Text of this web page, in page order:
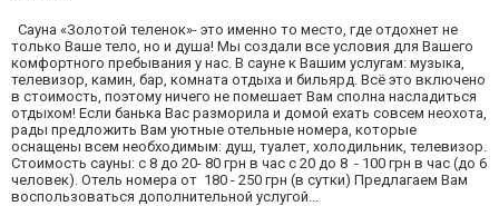
Сауна «Золотой теленок»- это именно то место, где отдохнет не
только Ваше тело, но и душа! Мы создали все условия для Вашего
комфортного пребывания у нас. В сауне к Вашим услугам: музыка,
телевизор, камин, бар, комната отдыха и бильярд. Всё это включено
в стоимость, поэтому ничего не помешает Вам сполна насладиться
отдыхом! Если банька Вас разморила и домой ехать совсем неохота,
рады предложить Вам уютные отельные номера, которые
оснащены всем необходимым: душ, туалет, холодильник, телевизор.
Стоимость сауны: с 8 до 20- 80 грн в час с 20 до 8 - 100 грн в час (до 6
человек). Отель номера от 180 - 250 грн (в сутки) Предлагаем Вам
воспользоваться дополнительной услугой...